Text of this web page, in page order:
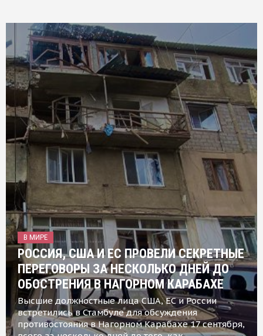
В МИРЕ
РОССИЯ, США И ЕС ПРОВЕЛИ СЕКРЕТНЫЕ
ПЕРЕГОВОРЫ ЗА НЕСКОЛЬКО ДНЕЙ ДО
ОБОСТРЕНИЯ В НАГОРНОМ КАРАБАХЕ
Высшие должностные лица США, ЕС и России
встретились в Стамбуле для обсуждения
противостояния в Нагорном Карабахе 17 сентября,